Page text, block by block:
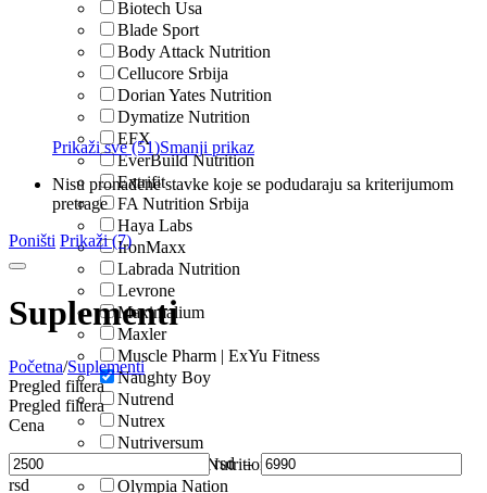
Biotech Usa
Blade Sport
Body Attack Nutrition
Cellucore Srbija
Dorian Yates Nutrition
Dymatize Nutrition
EFX
EverBuild Nutrition
Extrifit
FA Nutrition Srbija
Haya Labs
IronMaxx
Labrada Nutrition
Levrone
Maximalium
Maxler
Muscle Pharm | ExYu Fitness
Naughty Boy
Nutrend
Nutrex
Nutriversum
Olimp Sport Nutrition
Olympia Nation
Prikaži sve (51)Smanji prikaz
Nisu pronađene stavke koje se podudaraju sa kriterijumom
pretrage
Poništi Prikaži (7)
Suplementi
Početna/Suplementi
Pregled filtera
Pregled filtera
Cena
rsd –
rsd